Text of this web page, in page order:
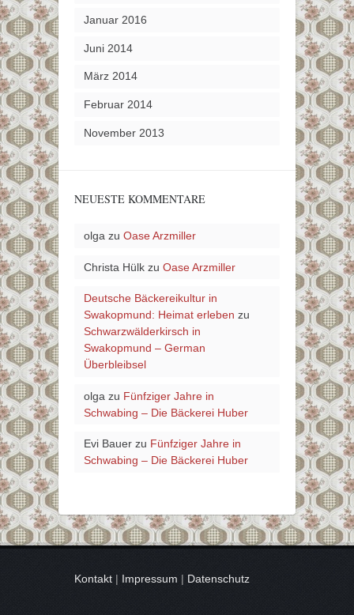
Januar 2016
Juni 2014
März 2014
Februar 2014
November 2013
NEUESTE KOMMENTARE
olga zu Oase Arzmiller
Christa Hülkzu Oase Arzmiller
Deutsche Bäckereikultur in
Swakopmund: Heimat erleben zu
Schwarzwälderkirsch in
Swakopmund – German
Überbleibsel
olga zu Fünfziger Jahre in
Schwabing – Die Bäckerei Huber
Evi Bauerzu Fünfziger Jahre in
Schwabing – Die Bäckerei Huber
Kontakt | Impressum | Datenschutz